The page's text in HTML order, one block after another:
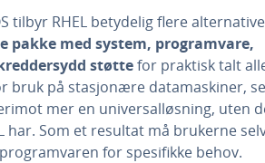
tilbyr RHEL betydelig flere
pakke med system, programvare,
støttefor praktisk talt
bruk på stasjonære datamaskiner,
mer en universalløsning, uten
har. Som et resultat må brukerne
for spesifikke behov.